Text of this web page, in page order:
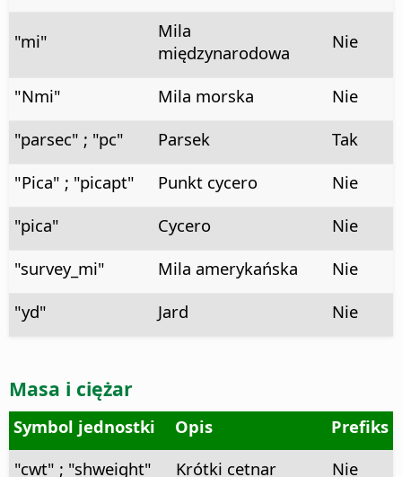
"mi"
Mila
międzynarodowa
Nie
"Nmi" Mila morska
Nie
"parsec" ; "pc"
Parsek
Tak
"Pica" ; "picapt"
Punkt cycero
Nie
"pica"
Cycero
Nie
"survey_mi"
Mila amerykańska
Nie
"yd"
Jard Nie
Masa i ciężar
Symbol jednostki Opis
Prefiks
"cwt" ; "shweight"
Krótki cetnar
Nie